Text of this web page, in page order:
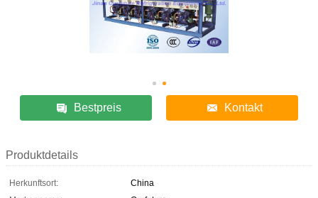
Bestpreis Kontakt
Produktdetails
Herkunftsort:
China